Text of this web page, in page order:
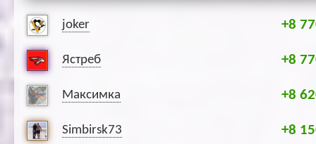
joker +8
Ястреб +8
Максимка +8
Simbirsk73 +8